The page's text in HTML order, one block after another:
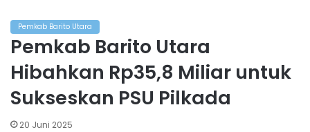
Pemkab Barito Utara
Pemkab Barito Utara
Hibahkan Rp35,8 Miliar untuk
Sukseskan PSU Pilkada
20 Juni 2025